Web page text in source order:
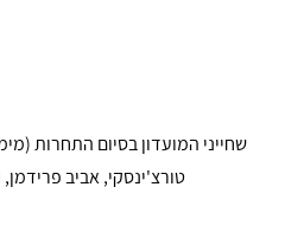
שחייני המועדון בסיום התחרות
טורצ'ינסקי, אביב